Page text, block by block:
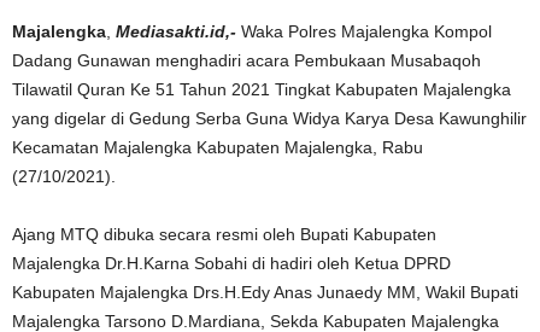
Majalengka Mediasakti.id,- Waka Polres Majalengka Kompol
Dadang Gunawan menghadiri acara Pembukaan Musabaqoh
Tilawatil Quran Ke 51 Tahun 2021 Tingkat Kabupaten Majalengka
yang digelar di Gedung Serba Guna Widya Karya Desa Kawunghilir
Kecamatan Majalengka Kabupaten Majalengka, Rabu
(27/10/2021).
Ajang MTQ dibuka secara resmi oleh Bupati Kabupaten
Majalengka Dr.H.Karna Sobahi di hadiri oleh Ketua DPRD
Kabupaten Majalengka Drs.H.Edy Anas Junaedy MM, Wakil Bupati
Majalengka Tarsono D.Mardiana, Sekda Kabupaten Majalengka